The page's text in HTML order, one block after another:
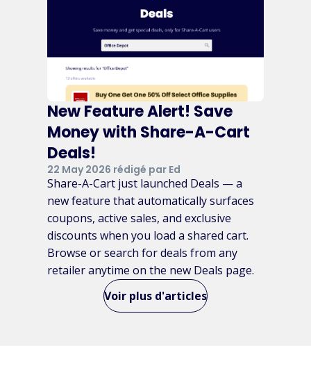
New Feature Alert! Save
Money with Share-A-Cart
Deals!
22 May 2026 rédigé par Ed
Share-A-Cart just launched Deals — a
new feature that automatically surfaces
coupons, active sales, and exclusive
discounts when you load a shared cart.
Browse or search for deals from any
retailer anytime on the new Deals page.
Voir plus d'articles